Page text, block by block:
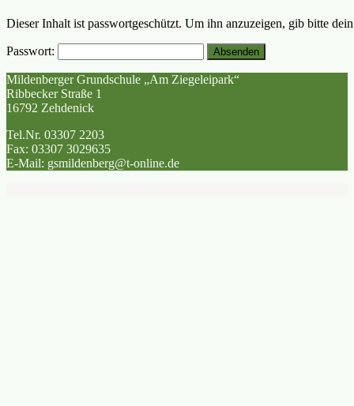
Dieser Inhalt ist passwortgeschützt. Um ihn anzuzeigen, gib bitte
Passwort:
Mildenberger Grundschule „Am Ziegeleipark“
Ribbecker Straße 1
16792 Zehdenick
Tel.Nr. 03307 2203
Fax: 03307 3029635
E-Mail: gsmildenberg@t-online.de